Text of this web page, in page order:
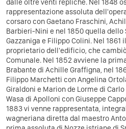
rappresentazione assoluta
corsaro con Gaetano Fraschini,
Barbieri-Nini e nel 1850 quella
Gazzaniga e Filippo Colini. Nel
proprietario dell'edificio, che
Comunale. Nel 1852 avviene la
Brabante di Achille Graffigna, nel
Filippo Marchetti con Angelina
Giraldoni e Marion de Lorme di
Wasa di Apolloni con Giuseppe
1883 vi venne rappresentata,
wagneriana diretta dal maestro